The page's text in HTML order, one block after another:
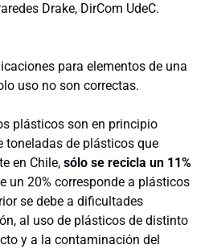
Drake, DirCom UdeC.
para elementos de una
uso no son correctas.
plásticos son en principio
toneladas de plásticos que
en Chile, sólo se recicla un 11%
un 20% corresponde a plásticos
se debe a dificultades
al uso de plásticos de distinto
y a la contaminación del